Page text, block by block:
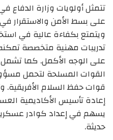
تتمثل أولويات وزارة
على بسط الأمن والاستقرار
ويتمتع بكفاءة عالية في
تدريبات مهنية متخصصة
على الوجه الأكمل. كما تشمل
القوات المسلحة لتحمل
قوات حفظ السلام الأفريقية.
إعادة تأسيس الأكاديمية
يسهم في إعداد كوادر
حديثة.